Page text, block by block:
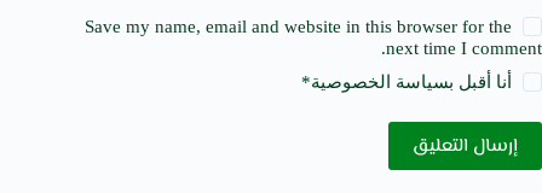
Save my name, email and website in this browser for the
next time I comment.
أنا أقبل بسياسة الخصوصية*
إرسال التعليق